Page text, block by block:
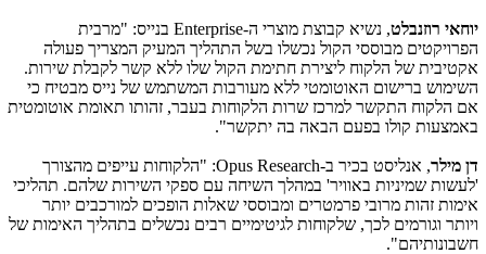
יוחאי רוזנבלט, נשיא קבוצת מוצרי ה-Enterprise בנייס: "מרבית
הפרויקטים מבוססי הקול נכשלו בשל התהליך המעיק המצריך פעולה
אקטיבית של הלקוח ליצירת חתימת הקול שלו ללא קשר לקבלת שירות.
השימוש ברישום האוטומטי ללא מעורבות המשתמש של נייס מבטיח כי
אם הלקוח התקשר למרכז שרות הלקוחות בעבר, זהותו תאומת אוטומטית
באמצעות קולו בפעם הבאה בה יתקשר".
דן מילר, אנליסט בכיר ב-Opus Research: "הלקוחות עייפים מהצורך
'לעשות שמיניות באוויר' במהלך השיחה עם ספקי השירות שלהם. תהליכי
אימות זהות מרובי פרמטרים ומבוססי שאלות הופכים למורכבים יותר
ויותר וגורמים לכך, שלקוחות לגיטימיים רבים נכשלים בתהליך האימות של
חשבונותיהם".